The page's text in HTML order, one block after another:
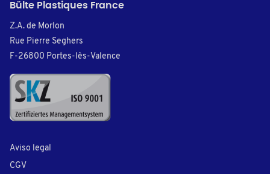
Bülte Plastiques France
Z.A. de Morlon
Rue Pierre Seghers
F-26800 Portes-lès-Valence
Aviso legal
CGV